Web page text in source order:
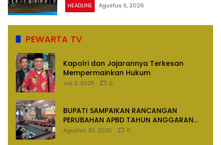
HEADLINE Agustus 5, 2026
PEWARTA TV
Kapolri dan Jajarannya Terkesan
Mempermainkan Hukum
Juli 3, 2025 0
BUPATI SAMPAIKAN RANCANGAN
PERUBAHAN APBD TAHUN ANGGARAN
2025
Agustus 30, 2025 0